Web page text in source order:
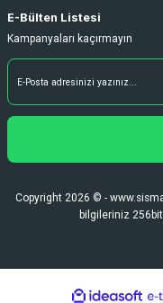
E-Bülten Listesi
Kampanyaları kaçırmayın
Copyright 2026 © -
bilgileriniz